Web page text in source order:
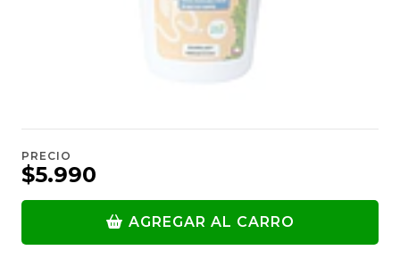
PRECIO
$5.990
AGREGAR AL CARRO